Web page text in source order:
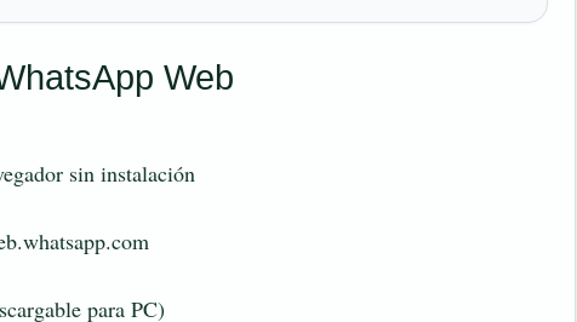
Web
sin instalación
para PC)